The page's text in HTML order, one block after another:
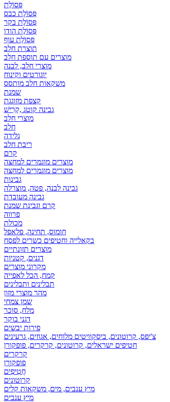
פְּסוֹלֶת
פְּסוֹלֶת כבס
פְּסוֹלֶת בקר
פְּסוֹלֶת הודו
פְּסוֹלֶת עוף
תוצרת חלב
מוצרים עם תוספת חלב
מוצרי חלב, לבנה
יוגורטים וקינוח
משקאות חלב מותסס
שמנת
קצפת מזוגגת
גבינה קוטג ,קָרִישׁ
מוצרי חלב
חלב
גלידה
ריבת חלב
קרם
מוצרים מוגמרים למחצה
מוצרים מוגמרים למחצה
גבינות
גבינה לבנה, פטה, מוצרלה
גבינה מעובדת
קרם וגבינת שמנת
פרווה
מכולת
חומוס, תחינה, פלאפל
בקאלייה וחטיפים כשרים לפסח
מוצרים תזונתיים
דגנים, קטניות
מקרוני מוצרים
קמח, הכל לאפייה
תבלינים ותבלינים
מהר מוצרי מזון
שמן צמחי
מלח, סוכר
דגני בוקר
פירות יבשים
צ'יפס, קרוטונים, ביסקוויטים מלוחים, אגוזים, גרעינים
חטיפים ישראלים, קרוטונים, קרקרים, פופקורן
קרקרים
פופקורן
חֲטִיפִים
קרוטונים
מיץ ענבים, מים, משקאות קלים
מיץ ענבים